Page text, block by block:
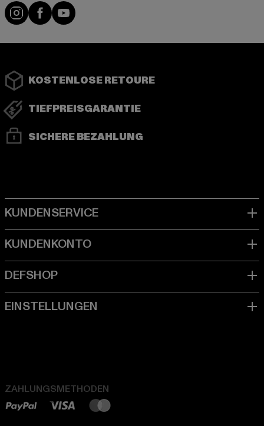
Instagram
FacebookYouTube
KOSTENLOSE RETOURE
TIEFPREISGARANTIE
SICHERE BEZAHLUNG
ZAHLUNGSMETHODEN